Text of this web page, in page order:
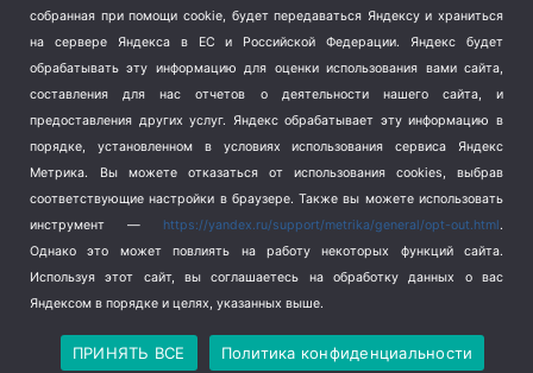
Школа и спорт (2)
Экология (8)
Экономика (1172)
Copyright © 2026
Политика конфиденциальности
собранная при помощи cookie, будет передаваться Яндексу и храниться
на сервере Яндекса в ЕС и Российской Федерации. Яндекс будет
обрабатывать эту информацию для оценки использования вами сайта,
составления для нас отчетов о деятельности нашего сайта, и
предоставления других услуг. Яндекс обрабатывает эту информацию в
порядке, установленном в условиях использования сервиса Яндекс
Метрика.
Вы можете отказаться от использования cookies, выбрав
соответствующие настройки в браузере. Также вы можете использовать
инструмент — https://yandex.ru/support/metrika/general/opt-out.html.
Однако это может повлиять на работу некоторых функций сайта.
Используя этот сайт, вы соглашаетесь на обработку данных о вас
Яндексом в порядке и целях, указанных выше.
ПРИНЯТЬ ВСЕ Политика конфиденциальности